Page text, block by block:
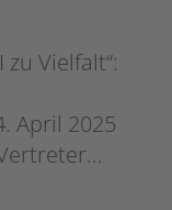
Vielfalt“:
April 2025